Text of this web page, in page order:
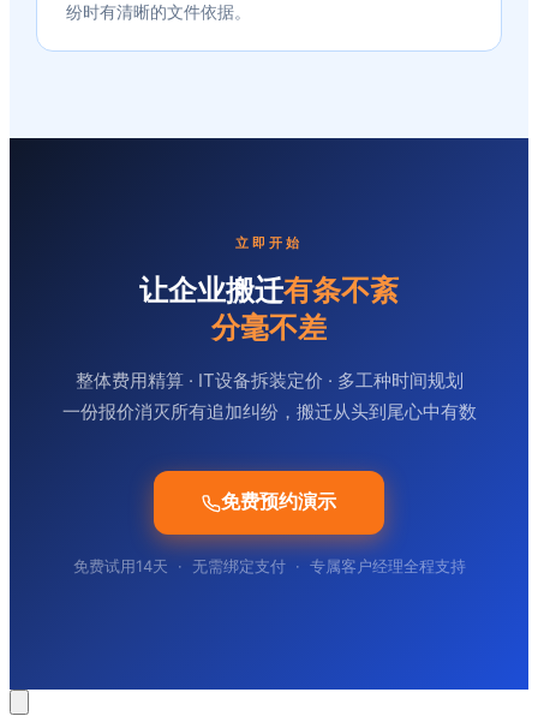
纷时有清晰的文件依据。
立即开始
让企业搬迁有条不紊
分毫不差
整体费用精算 · IT设备拆装定价 · 多工种时间规划
一份报价消灭所有追加纠纷，搬迁从头到尾心中有数
免费预约演示
免费试用14天 · 无需绑定支付 · 专属客户经理全程支持